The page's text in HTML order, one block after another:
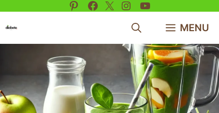
Pinterest
Facebook
X Instagram
YouTube
MENU